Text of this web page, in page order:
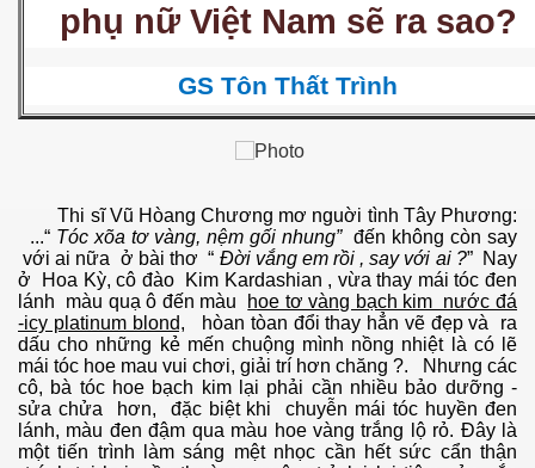
phụ nữ Việt Nam sẽ ra sao?
GS Tôn Thất Trình
Thi sĩ Vũ Hòang Chương mơ nguời tình Tây Phương:
...“ Tóc xõa tơ vàng, nệm gối nhung” đến không còn say
với ai nữa ở bài thơ “ Đời vắng em rồi , say với ai ?” Nay
ở Hoa Kỳ, cô đào Kim Kardashian , vừa thay mái tóc đen
lánh màu quạ ô đến màu
hoe tơ vàng bạch kim nước đá
-icy platinum blond, hòan tòan đổi thay hẳn vẽ đẹp và ra
dấu cho những kẻ mến chuộng mình nồng nhiệt là có lẽ
mái tóc hoe mau vui chơi, giải trí hơn chăng ?. Nhưng các
cô, bà tóc hoe bạch kim lại phải cần nhiều bảo dưỡng -
sửa chửa hơn, đặc biệt khi chuyễn mái tóc huyền đen
lánh, màu đen đậm qua màu hoe vàng trắng lộ rỏ. Đây là
một tiến trình làm sáng mệt nhọc cần hết sức cẩn thận
núp